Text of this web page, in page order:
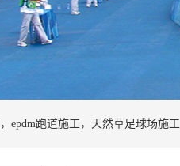
， epdm跑道施工 ， 天然草足球场施工